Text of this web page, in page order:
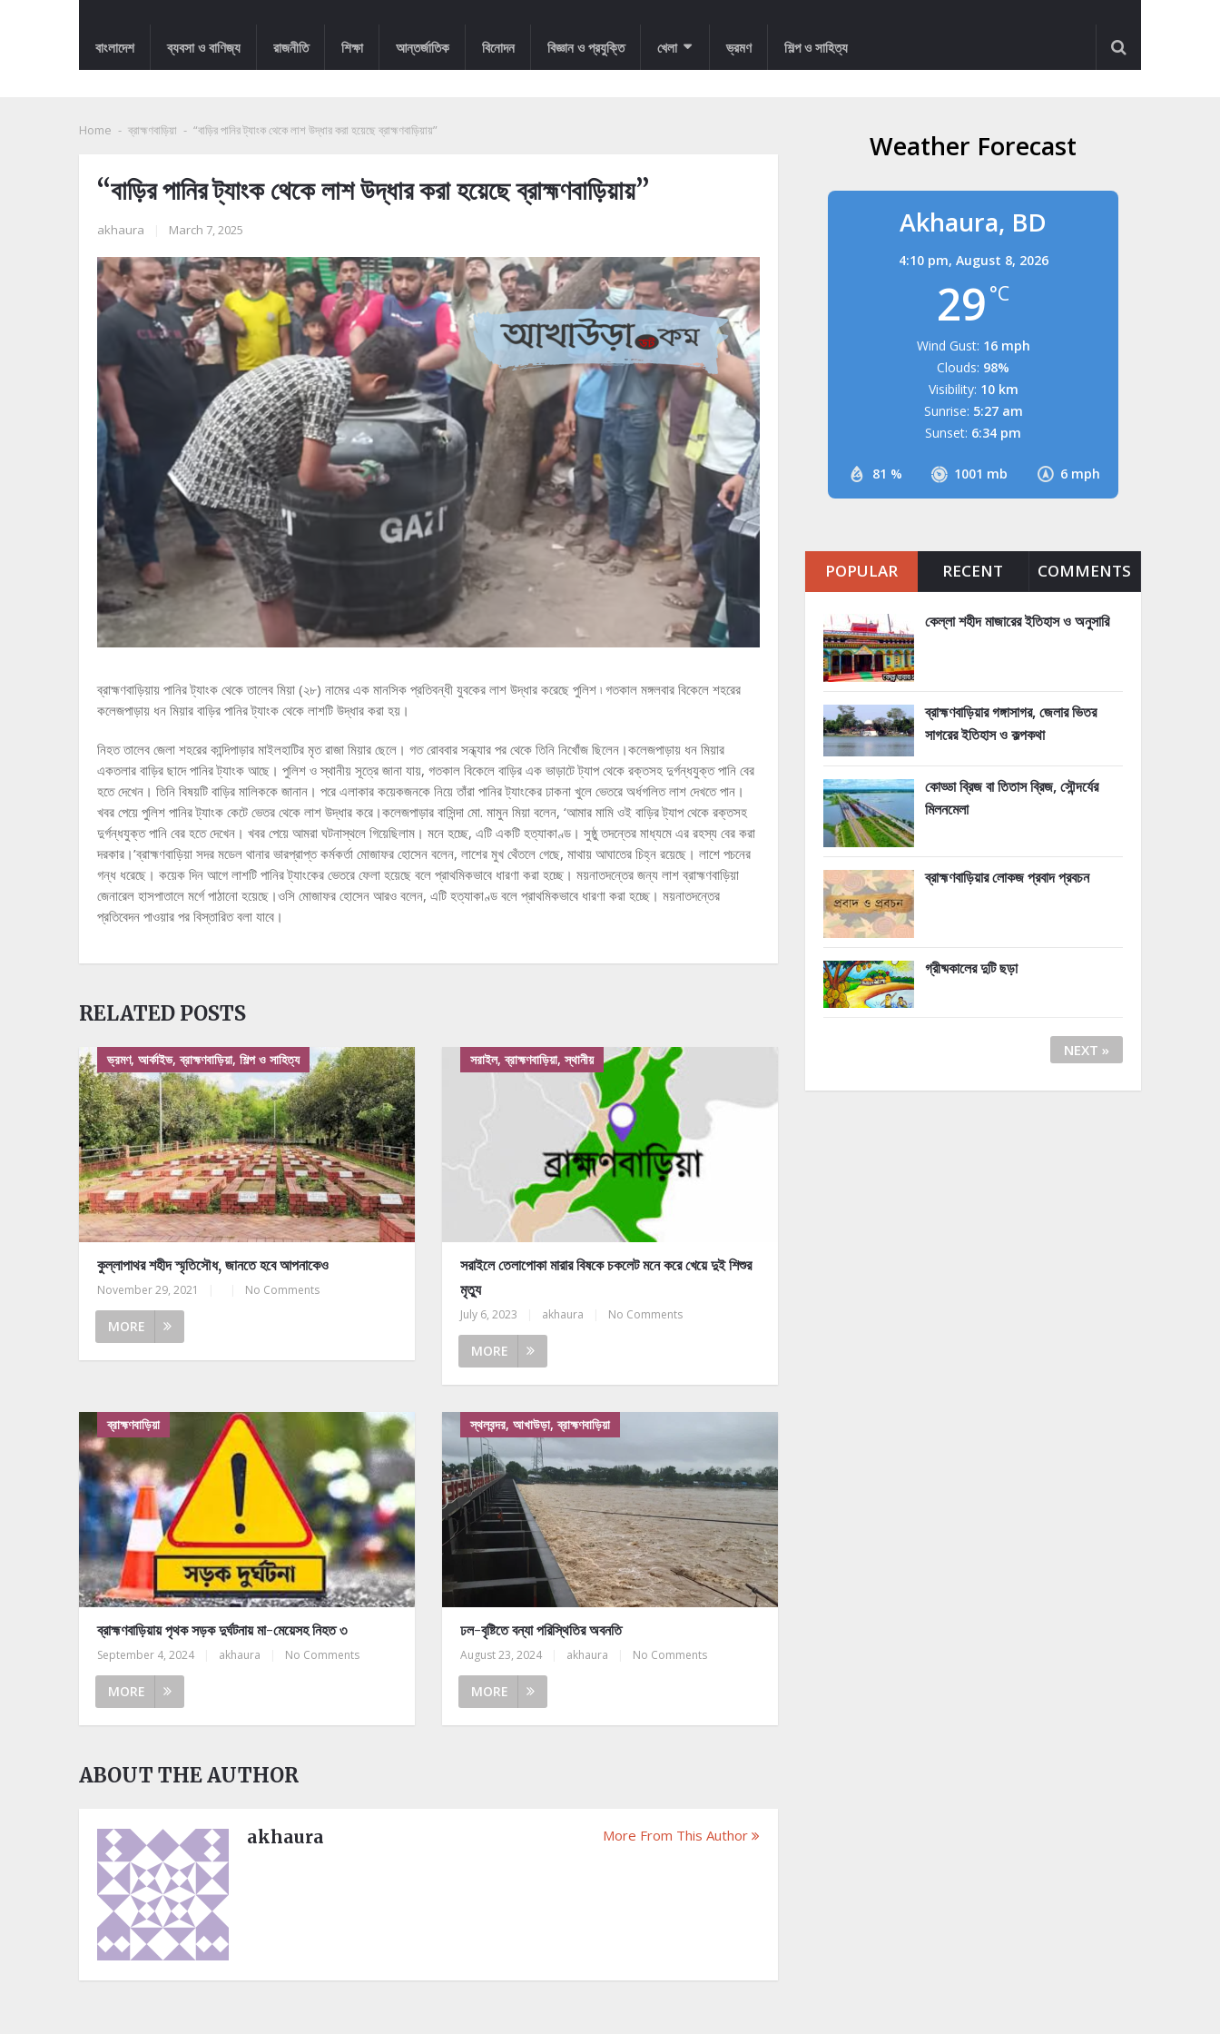
বাংলাদেশ ব্যবসা ও বাণিজ্য রাজনীতি শিক্ষা আন্তর্জাতিক বিনোদন বিজ্ঞান ও প্রযুক্তি খেলা ভ্রমণ শিল্প ও সাহিত্য
Home - ব্রাহ্মণবাড়িয়া - “বাড়ির পানির ট্যাংক থেকে লাশ উদ্ধার করা হয়েছে ব্রাহ্মণবাড়িয়ায়”
“বাড়ির পানির ট্যাংক থেকে লাশ উদ্ধার করা হয়েছে ব্রাহ্মণবাড়িয়ায়”
akhaura March 7, 2025
ব্রাহ্মণবাড়িয়ায় পানির ট্যাংক থেকে তালেব মিয়া (২৮) নামের এক মানসিক প্রতিবন্ধী যুবকের লাশ উদ্ধার করেছে পুলিশ ৷ গতকাল মঙ্গলবার বিকেলে শহরের
কলেজপাড়ায় ধন মিয়ার বাড়ির পানির ট্যাংক থেকে লাশটি উদ্ধার করা হয়।
নিহত তালেব জেলা শহরের কান্দিপাড়ার মাইলহাটির মৃত রাজা মিয়ার ছেলে। গত রোববার সন্ধ্যার পর থেকে তিনি নিখোঁজ ছিলেন।কলেজপাড়ায় ধন মিয়ার
একতলার বাড়ির ছাদে পানির ট্যাংক আছে। পুলিশ ও স্থানীয় সূত্রে জানা যায়, গতকাল বিকেলে বাড়ির এক ভাড়াটে ট্যাপ থেকে রক্তসহ দুর্গন্ধযুক্ত পানি বের
হতে দেখেন। তিনি বিষয়টি বাড়ির মালিককে জানান। পরে এলাকার কয়েকজনকে নিয়ে তাঁরা পানির ট্যাংকের ঢাকনা খুলে ভেতরে অর্ধগলিত লাশ দেখতে পান।
খবর পেয়ে পুলিশ পানির ট্যাংক কেটে ভেতর থেকে লাশ উদ্ধার করে।কলেজপাড়ার বাসিন্দা মো. মামুন মিয়া বলেন, ‘আমার মামি ওই বাড়ির ট্যাপ থেকে রক্তসহ
দুর্গন্ধযুক্ত পানি বের হতে দেখেন। খবর পেয়ে আমরা ঘটনাস্থলে গিয়েছিলাম। মনে হচ্ছে, এটি একটি হত্যাকাণ্ড। সুষ্ঠু তদন্তের মাধ্যমে এর রহস্য বের করা
দরকার।’ব্রাহ্মণবাড়িয়া সদর মডেল থানার ভারপ্রাপ্ত কর্মকর্তা মোজাফর হোসেন বলেন, লাশের মুখ থেঁতলে গেছে, মাথায় আঘাতের চিহ্ন রয়েছে। লাশে পচনের
গন্ধ ধরেছে। কয়েক দিন আগে লাশটি পানির ট্যাংকের ভেতরে ফেলা হয়েছে বলে প্রাথমিকভাবে ধারণা করা হচ্ছে। ময়নাতদন্তের জন্য লাশ ব্রাহ্মণবাড়িয়া
জেনারেল হাসপাতালে মর্গে পাঠানো হয়েছে।ওসি মোজাফর হোসেন আরও বলেন, এটি হত্যাকাণ্ড বলে প্রাথমিকভাবে ধারণা করা হচ্ছে। ময়নাতদন্তের
প্রতিবেদন পাওয়ার পর বিস্তারিত বলা যাবে।
RELATED POSTS
ভ্রমণ, আর্কাইভ, ব্রাহ্মণবাড়িয়া, শিল্প ও সাহিত্য
কুল্লাপাথর শহীদ স্মৃতিসৌধ, জানতে হবে আপনাকেও
November 29, 2021 No Comments
MORE
সরাইল, ব্রাহ্মণবাড়িয়া, স্থানীয়
সরাইলে তেলাপোকা মারার বিষকে চকলেট মনে করে খেয়ে দুই শিশুর
মৃত্যু
July 6, 2023 akhaura No Comments
MORE
ব্রাহ্মণবাড়িয়া
ব্রাহ্মণবাড়িয়ায় পৃথক সড়ক দুর্ঘটনায় মা-মেয়েসহ নিহত ৩
September 4, 2024 akhaura No Comments
MORE
স্থলবন্দর, আখাউড়া, ব্রাহ্মণবাড়িয়া
ঢল-বৃষ্টিতে বন্যা পরিস্থিতির অবনতি
August 23, 2024 akhaura No Comments
MORE
ABOUT THE AUTHOR
akhaura More From This Author
Weather Forecast
Akhaura, BD
4:10 pm, August 8, 2026
29 °C
81 % 1001 mb 6 mph
Wind Gust: 16 mph
Clouds: 98%
Visibility: 10 km
Sunrise: 5:27 am
Sunset: 6:34 pm
POPULAR RECENT COMMENTS
কেল্লা শহীদ মাজারের ইতিহাস ও অনুসারি
ব্রাহ্মণবাড়িয়ার গঙ্গাসাগর, জেলার ভিতর
সাগরের ইতিহাস ও কল্পকথা
কোড্ডা ব্রিজ বা তিতাস ব্রিজ, সৌন্দর্যের
মিলনমেলা
ব্রাহ্মণবাড়িয়ার লোকজ প্রবাদ প্রবচন
গ্রীষ্মকালের দুটি ছড়া
NEXT »